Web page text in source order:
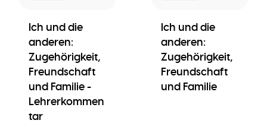
Ich und die
anderen:
Zugehörigkeit,
Freundschaft
und Familie -
Lehrerkommen
tar
Ich und die
anderen:
Zugehörigkeit,
Freundschaft
und Familie